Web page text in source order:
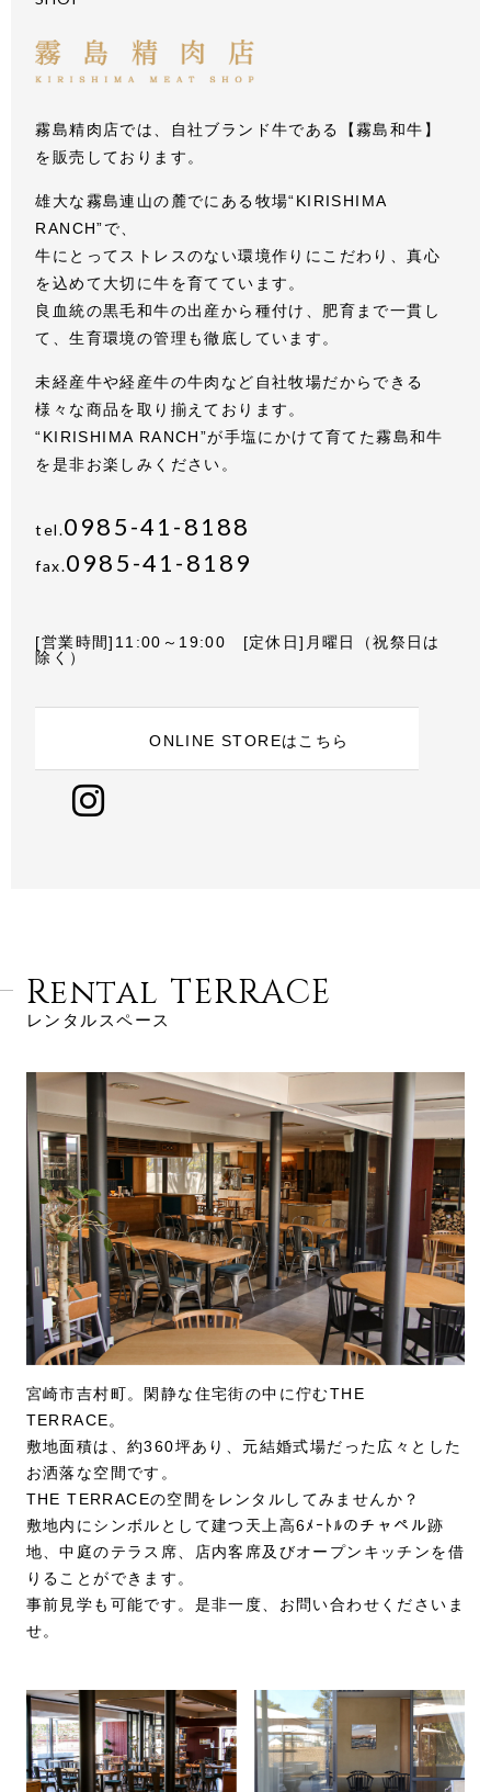
霧島精肉店では、自社ブランド牛である【霧島和牛】
を販売しております。
雄大な霧島連山の麓でにある牧場“KIRISHIMA
RANCH”で、
牛にとってストレスのない環境作りにこだわり、真心
を込めて大切に牛を育てています。
良血統の黒毛和牛の出産から種付け、肥育まで一貫し
て、生育環境の管理も徹底しています。
未経産牛や経産牛の牛肉など自社牧場だからできる
様々な商品を取り揃えております。
“KIRISHIMA RANCH”が手塩にかけて育てた霧島和牛
を是非お楽しみください。
tel.0985-41-8188
fax.0985-41-8189
[営業時間]11:00～19:00 [定休日]月曜日（祝祭日は
除く）
ONLINE STOREはこちら
Rental TERRACE
レンタルスペース
宮崎市吉村町。閑静な住宅街の中に佇むTHE
TERRACE。
敷地面積は、約360坪あり、元結婚式場だった広々とした
お洒落な空間です。
THE TERRACEの空間をレンタルしてみませんか？
敷地内にシンボルとして建つ天上高6ﾒｰﾄﾙのチャペル跡
地、中庭のテラス席、店内客席及びオープンキッチンを借
りることができます。
事前見学も可能です。是非一度、お問い合わせくださいま
せ。